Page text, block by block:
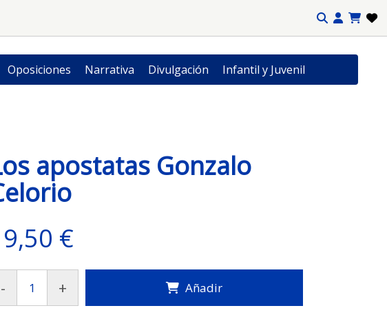
Oposiciones Narrativa Divulgación Infantil y Juvenil
apostatas Gonzalo
€
- + Añadir